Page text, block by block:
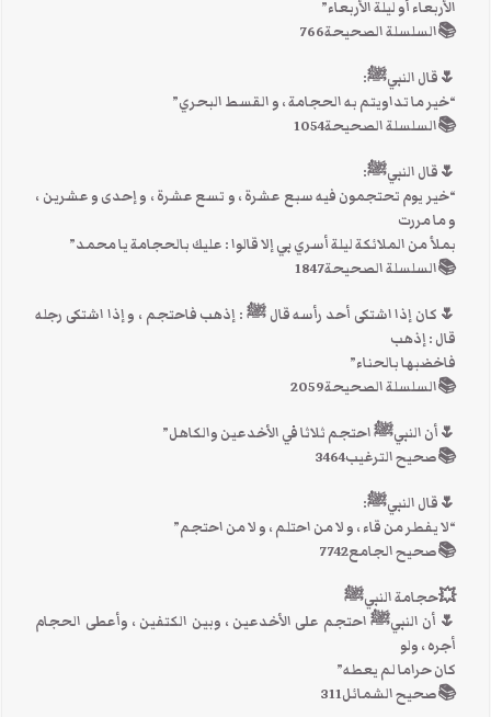
الأربعاء أو ليلة الأربعاء”
📚السلسلة الصحيحة766
🌷قال النبيﷺ:
“خير ما تداويتم به الحجامة ، و القسط البحري”
📚السلسلة الصحيحة1054
🌷قال النبيﷺ:
“خير يوم تحتجمون فيه سبع عشرة ، و تسع عشرة ، و إحدى و عشرين ،
و ما مررت
بملأ من الملائكة ليلة أسري بي إلا قالوا : عليك بالحجامة يا محمد”
📚السلسلة الصحيحة1847
🌷كان إذا اشتكى أحد رأسه قال ﷺ : إذهب فاحتجم ، و إذا اشتكى رجله
قال : إذهب
فاخضبها بالحناء”
📚السلسلة الصحيحة2059
🌷أن النبيﷺ احتجم ثلاثا في الأخدعين والكاهل”
📚صحيح الترغيب3464
🌷قال النبيﷺ:
“لا يفطر من قاء ، و لا من احتلم ، و لا من احتجم”
📚صحيح الجامع7742
💥حجامة النبيﷺ
🌷أن النبيﷺ احتجم على الأخدعين ، وبين الكتفين ، وأعطى الحجام
أجره ، ولو
كان حراما لم يعطه”
📚صحيح الشمائل311